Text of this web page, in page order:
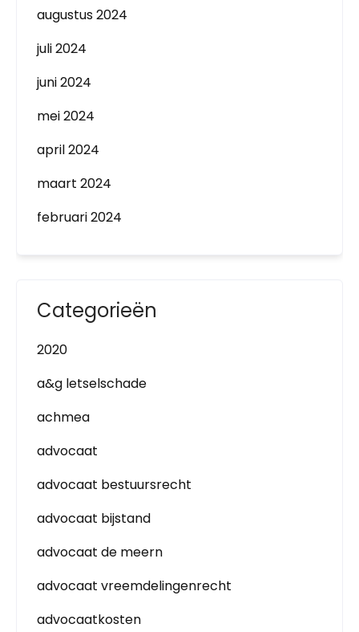
augustus 2024
juli 2024
juni 2024
mei 2024
april 2024
maart 2024
februari 2024
Categorieën
2020
a&g letselschade
achmea
advocaat
advocaat bestuursrecht
advocaat bijstand
advocaat de meern
advocaat vreemdelingenrecht
advocaatkosten